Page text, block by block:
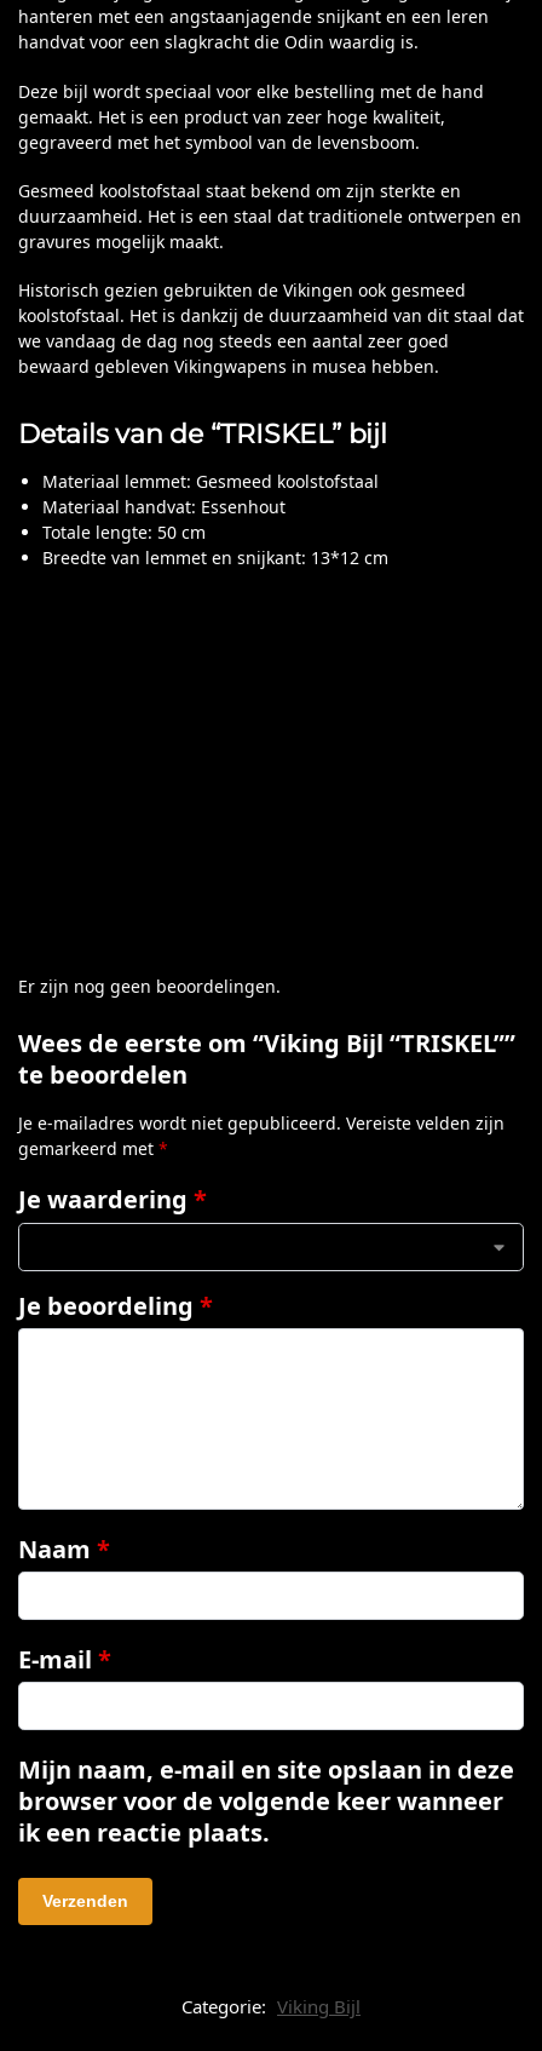
hanteren met een angstaanjagende snijkant en een leren
handvat voor een slagkracht die Odin waardig is.
Deze bijl wordt speciaal voor elke bestelling met de hand
gemaakt. Het is een product van zeer hoge kwaliteit,
gegraveerd met het symbool van de levensboom.
Gesmeed koolstofstaal staat bekend om zijn sterkte en
duurzaamheid. Het is een staal dat traditionele ontwerpen en
gravures mogelijk maakt.
Historisch gezien gebruikten de Vikingen ook gesmeed
koolstofstaal. Het is dankzij de duurzaamheid van dit staal dat
we vandaag de dag nog steeds een aantal zeer goed
bewaard gebleven Vikingwapens in musea hebben.
Details van de “TRISKEL” bijl
Materiaal lemmet: Gesmeed koolstofstaal
Materiaal handvat: Essenhout
Totale lengte: 50 cm
Breedte van lemmet en snijkant: 13*12 cm
Er zijn nog geen beoordelingen.
Wees de eerste om “Viking Bijl “TRISKEL””
te beoordelen
Je e-mailadres wordt niet gepubliceerd. Vereiste velden zijn
gemarkeerd met *
Je waardering *
Je beoordeling *
Naam *
E-mail *
Mijn naam, e-mail en site opslaan in deze
browser voor de volgende keer wanneer
ik een reactie plaats.
Categorie: Viking Bijl